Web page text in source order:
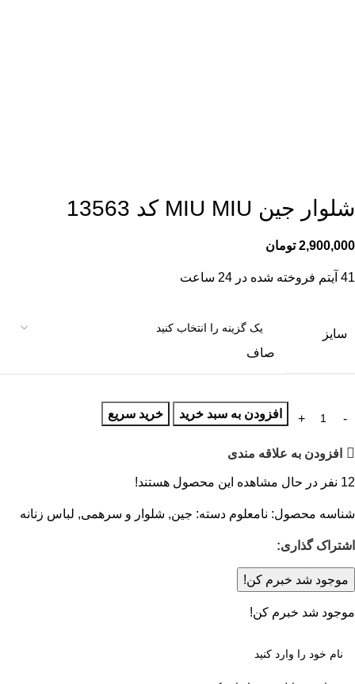
شلوار جین MIU MIU کد 13563
2,900,000 تومان
41 آیتم فروخته شده در 24 ساعت
سایز
صاف
افزودن به سبد خرید خرید سریع
افزودن به علاقه مندی
12 نفر در حال مشاهده این محصول هستند!
شناسه محصول: نامعلوم دسته: جین, شلوار و سرهمی, لباس زنانه
اشتراک گذاری:
موجود شد خبرم کن!
موجود شد خبرم کن!